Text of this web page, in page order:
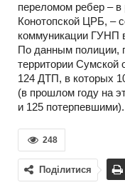
переломом ребер – в
Конотопской ЦРБ, –
коммуникации ГУНП
По данным полиции,
территории Сумской
124 ДТП, в которых
(в прошлом году на
и 125 потерпевшими).
248
Поділитися